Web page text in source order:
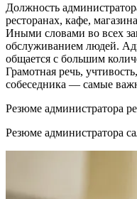
Должность
ресторанах, кафе,
Иными словами во всех
обслуживанием людей.
общается с большим
Грамотная речь,
собеседника — самые
Резюме администратора
Резюме администратора